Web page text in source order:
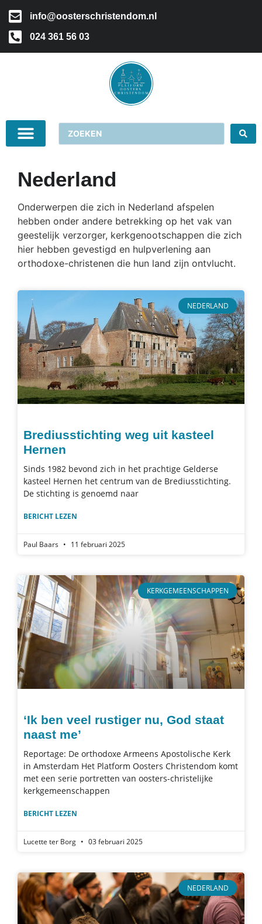
info@oosterschristendom.nl
024 361 56 03
Nederland
Onderwerpen die zich in Nederland afspelen
hebben onder andere betrekking op het vak van
geestelijk verzorger, kerkgenootschappen die zich
hier hebben gevestigd en hulpverlening aan
orthodoxe-christenen die hun land zijn ontvlucht.
NEDERLAND
Brediusstichting weg uit kasteel
Hernen
Sinds 1982 bevond zich in het prachtige Gelderse
kasteel Hernen het centrum van de Brediusstichting.
De stichting is genoemd naar
BERICHT LEZEN
Paul Baars 11 februari 2025
KERKGEMEENSCHAPPEN
‘Ik ben veel rustiger nu, God staat
naast me’
Reportage: De orthodoxe Armeens Apostolische Kerk
in Amsterdam Het Platform Oosters Christendom komt
met een serie portretten van oosters-christelijke
kerkgemeenschappen
BERICHT LEZEN
Lucette ter Borg 03 februari 2025
NEDERLAND